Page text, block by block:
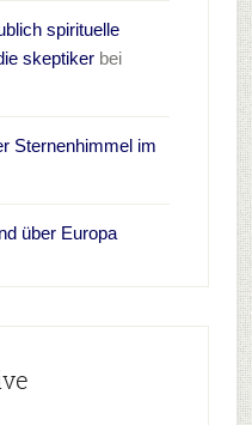
spirituelle
skeptikerbei
Sternenhimmel im
über Europa